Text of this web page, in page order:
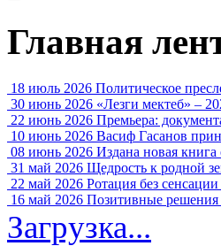
Главная
18 июль 2026 Политическое
30 июнь 2026 «Лезги мектеб» –
22 июнь 2026 Премьера:
10 июнь 2026 Васиф Гасанов
08 июнь 2026 Издана новая
31 май 2026 Щедрость к родной
22 май 2026 Ротация без
16 май 2026 Позитивные решения
Загрузка...